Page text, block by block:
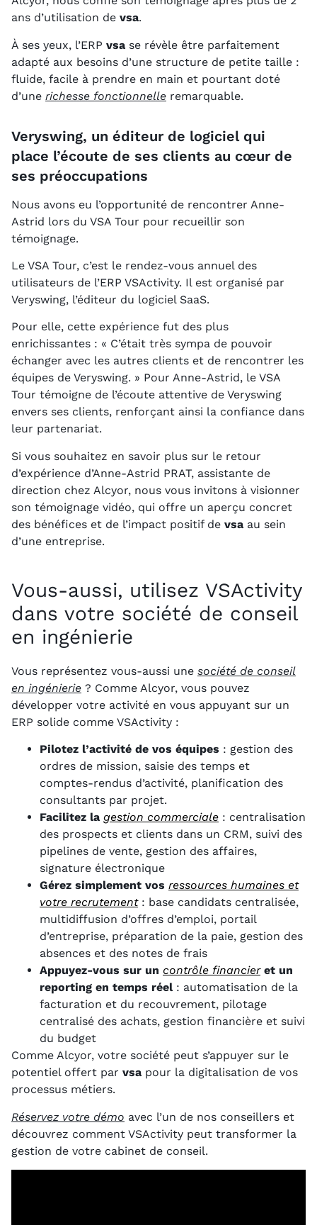
ans d’utilisation de vsa.
À ses yeux, l’ERP vsa se révèle être parfaitement
adapté aux besoins d’une structure de petite taille :
fluide, facile à prendre en main et pourtant doté
d’une richesse fonctionnelle remarquable.
Veryswing, un éditeur de logiciel qui
place l’écoute de ses clients au cœur de
ses préoccupations
Nous avons eu l’opportunité de rencontrer Anne-
Astrid lors du VSA Tour pour recueillir son
témoignage.
Le VSA Tour, c’est le rendez-vous annuel des
utilisateurs de l’ERP VSActivity. Il est organisé par
Veryswing, l’éditeur du logiciel SaaS.
Pour elle, cette expérience fut des plus
enrichissantes : « C’était très sympa de pouvoir
échanger avec les autres clients et de rencontrer les
équipes de Veryswing. » Pour Anne-Astrid, le VSA
Tour témoigne de l’écoute attentive de Veryswing
envers ses clients, renforçant ainsi la confiance dans
leur partenariat.
Si vous souhaitez en savoir plus sur le retour
d’expérience d’Anne-Astrid PRAT, assistante de
direction chez Alcyor, nous vous invitons à visionner
son témoignage vidéo, qui offre un aperçu concret
des bénéfices et de l’impact positif de vsa au sein
d’une entreprise.
Vous-aussi, utilisez VSActivity
dans votre société de conseil
en ingénierie
Vous représentez vous-aussi une société de conseil
en ingénierie ? Comme Alcyor, vous pouvez
développer votre activité en vous appuyant sur un
ERP solide comme VSActivity :
Pilotez l’activité de vos équipes : gestion des
ordres de mission, saisie des temps et
comptes-rendus d’activité, planification des
consultants par projet.
Facilitez la gestion commerciale : centralisation
des prospects et clients dans un CRM, suivi des
pipelines de vente, gestion des affaires,
signature électronique
Gérez simplement vos ressources humaines et
votre recrutement : base candidats centralisée,
multidiffusion d’offres d’emploi, portail
d’entreprise, préparation de la paie, gestion des
absences et des notes de frais
Appuyez-vous sur un contrôle financieret un
reporting en temps réel: automatisation de la
facturation et du recouvrement, pilotage
centralisé des achats, gestion financière et suivi
du budget
Comme Alcyor, votre société peut s’appuyer sur le
potentiel offert par vsa pour la digitalisation de vos
processus métiers.
Réservez votre démo avec l’un de nos conseillers et
découvrez comment VSActivity peut transformer la
gestion de votre cabinet de conseil.